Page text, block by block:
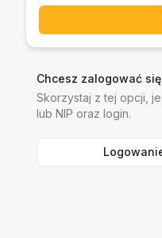
Chcesz zalogować
Skorzystaj z tej opcji,
lub NIP oraz login.